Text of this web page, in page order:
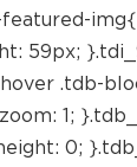
img{
59px;
.tdb-
1;
0;